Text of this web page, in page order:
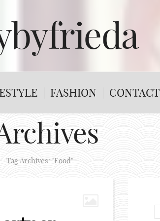
FASHION CONTACT
Tag Archives: "Food"